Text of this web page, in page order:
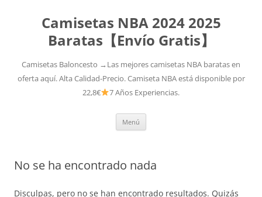
Camisetas NBA 2024 2025
Baratas【Envío Gratis】
Camisetas Baloncesto →Las mejores camisetas NBA baratas en
oferta aquí. Alta Calidad-Precio. Camiseta NBA está disponible por
22,8€
7 Años Experiencias.
Menú
No se ha encontrado nada
Disculpas, pero no se han encontrado resultados. Quizás